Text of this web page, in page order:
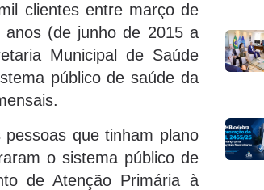
clientes entre março de
(de junho de 2015 a
Municipal de Saúde
público de saúde da
que tinham plano
o sistema público de
de Atenção Primária à